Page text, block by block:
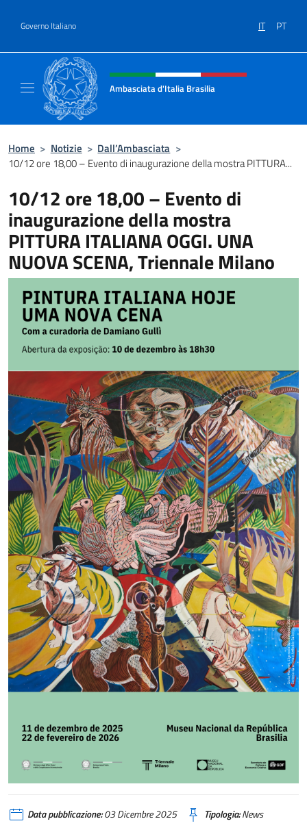
Governo Italiano IT PT
Intestazione sito, social e menù
Ambasciata d'Italia Brasilia
Home > Notizie > Dall’Ambasciata >
10/12 ore 18,00 – Evento di inaugurazione della mostra PITTURA...
10/12 ore 18,00 – Evento di
inaugurazione della mostra
PITTURA ITALIANA OGGI. UNA
NUOVA SCENA, Triennale Milano
Data pubblicazione:03 Dicembre 2025 Tipologia:News